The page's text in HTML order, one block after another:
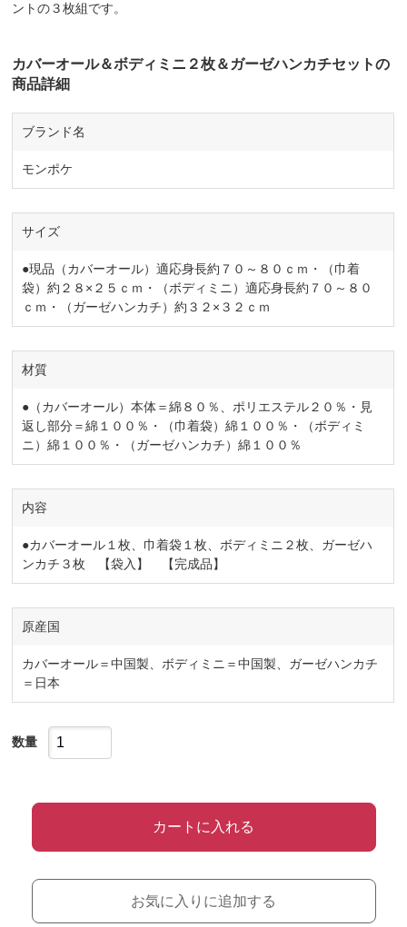
ントの３枚組です。
カバーオール＆ボディミニ２枚＆ガーゼハンカチセットの
商品詳細
ブランド名
モンポケ
サイズ
●現品（カバーオール）適応身長約７０～８０ｃｍ・（巾着
袋）約２８×２５ｃｍ・（ボディミニ）適応身長約７０～８０
ｃｍ・（ガーゼハンカチ）約３２×３２ｃｍ
材質
●（カバーオール）本体＝綿８０％、ポリエステル２０％・見
返し部分＝綿１００％・（巾着袋）綿１００％・（ボディミ
ニ）綿１００％・（ガーゼハンカチ）綿１００％
内容
●カバーオール１枚、巾着袋１枚、ボディミニ２枚、ガーゼハ
ンカチ３枚 【袋入】 【完成品】
原産国
カバーオール＝中国製、ボディミニ＝中国製、ガーゼハンカチ
＝日本
数量
カートに入れる
お気に入りに追加する